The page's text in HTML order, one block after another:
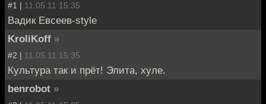
#1 | 11.05.11 15:35
Вадик Евсеев-style
KroliKoff »
#2 | 11.05.11 15:35
Культура так и прёт! Элита, хуле.
benrobot »